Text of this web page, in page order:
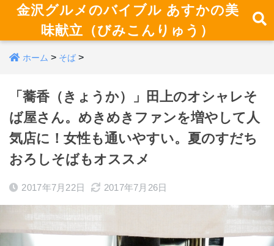
金沢グルメのバイブル あすかの美
味献立（びみこんりゅう）
ホーム > そば >
「蕎香（きょうか）」田上のオシャレそ
ば屋さん。めきめきファンを増やして人
気店に！女性も通いやすい。夏のすだち
おろしそばもオススメ
2017年7月22日 2017年7月26日